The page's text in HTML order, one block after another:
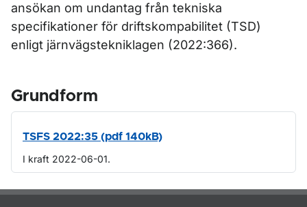
ansökan om undantag från tekniska
specifikationer för driftskompabilitet (TSD)
enligt järnvägstekniklagen (2022:366).
Grundform
TSFS 2022:35 (pdf 140kB)
I kraft 2022-06-01.
Om sidan